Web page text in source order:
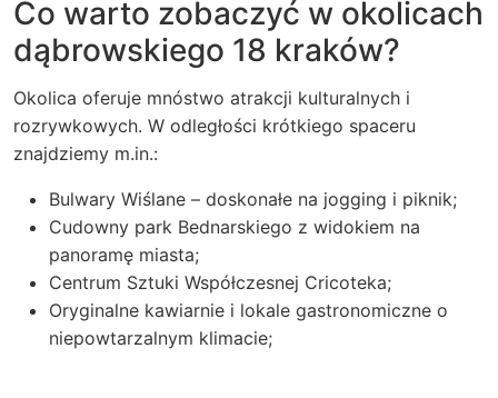
Co warto zobaczyć w okolicach
dąbrowskiego 18 kraków?
Okolica oferuje mnóstwo atrakcji kulturalnych i
rozrywkowych. W odległości krótkiego spaceru
znajdziemy m.in.:
Bulwary Wiślane – doskonałe na jogging i piknik;
Cudowny park Bednarskiego z widokiem na
panoramę miasta;
Centrum Sztuki Współczesnej Cricoteka;
Oryginalne kawiarnie i lokale gastronomiczne o
niepowtarzalnym klimacie;